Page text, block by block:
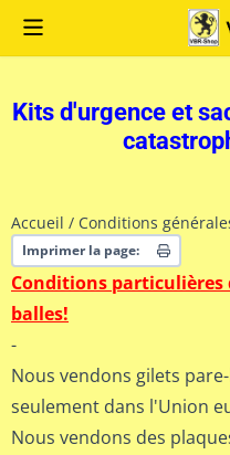
Les préférences de
Kits d'urgence et
Accueil / Conditions
Imprimer la page:
Conditions particulières
balles!
-
Nous vendons gilets
seulement dans l'Union
Nous vendons des